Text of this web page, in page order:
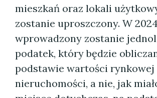
mieszkań oraz lokali
zostanie uproszczony. W
wprowadzony zostanie
podatek, który będzie
podstawie wartości rynkowej
nieruchomości, a nie, jak